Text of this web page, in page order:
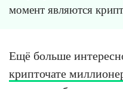
момент являются
Ещё больше
крипточате